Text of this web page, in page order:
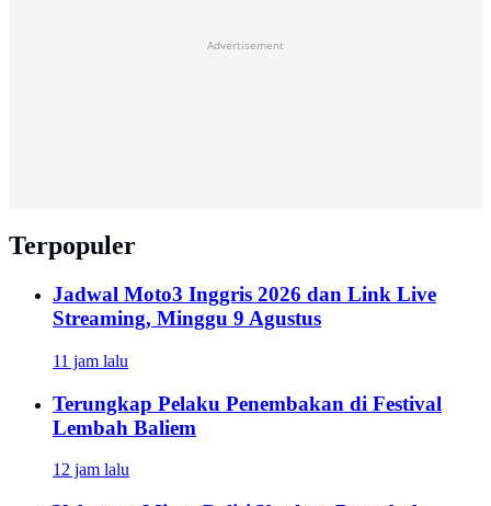
Advertisement
Terpopuler
Jadwal Moto3 Inggris 2026 dan Link Live
Streaming, Minggu 9 Agustus
11 jam lalu
Terungkap Pelaku Penembakan di Festival
Lembah Baliem
12 jam lalu